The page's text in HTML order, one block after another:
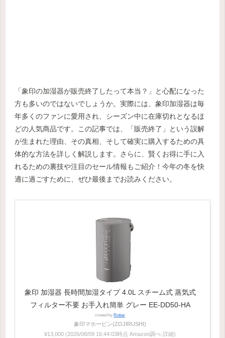
「象印の加湿器が販売終了したって本当？」と心配になった
方も多いのではないでしょうか。実際には、象印加湿器は毎
年多くのファンに愛用され、シーズン中に在庫切れとなるほ
どの人気商品です。この記事では、「販売終了」という誤解
が生まれた理由、その真相、そして確実に購入するための具
体的な方法を詳しく解説します。さらに、賢くお得に手に入
れるための裏技や注目のセール情報もご紹介！今年の冬を快
適に過ごすために、ぜひ最後までお読みください。
象印 加湿器 長時間加湿タイプ 4.0L スチーム式 蒸気式
フィルター不要 お手入れ簡単 グレー EE-DD50-HA
created by Rinker
象印マホービン(ZOJIRUSHI)
¥13,000 (2026/08/09 16:44:03時点 Amazon調べ-詳細)